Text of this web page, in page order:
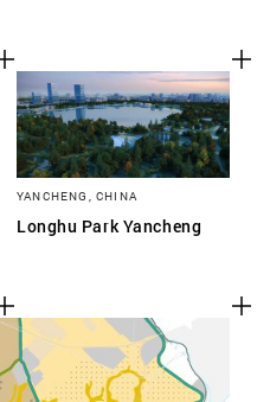
YANCHENG, CHINA
Longhu Park Yancheng